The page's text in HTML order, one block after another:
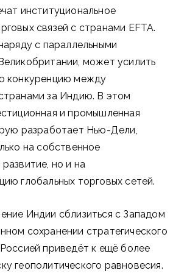
институциональное
связей с странами EFTA.
с параллельными
может усилить
конкуренцию между
за Индию. В этом
и промышленная
разработает Нью-Дели,
на собственное
но и на
глобальных торговых сетей.
Индии сблизиться с Западом
сохранении стратегического
приведёт к ещё более
геополитического равновесия.